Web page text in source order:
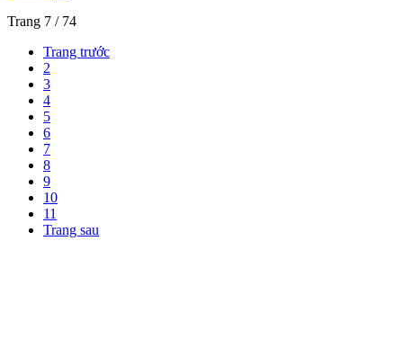
Trang 7 / 74
Trang trước
2
3
4
5
6
7
8
9
10
11
Trang sau